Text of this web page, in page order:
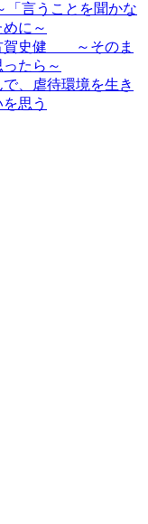
言うことを聞かな
に～
古賀史健 ～そのま
たら～
、虐待環境を生き
思う